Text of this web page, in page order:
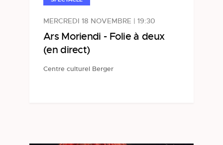
MERCREDI 18 NOVEMBRE | 19:30
Ars Moriendi - Folie à deux
(en direct)
Centre culturel Berger